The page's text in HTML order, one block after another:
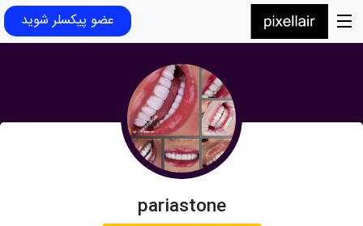
عضو پیکسلر شوید
pariastone